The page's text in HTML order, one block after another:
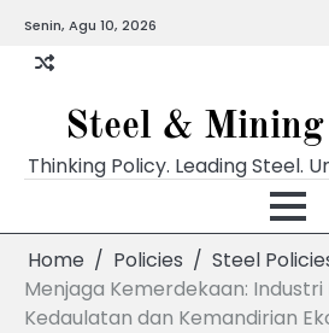
content
Senin, Agu 10, 2026
Steel &
Thinking Policy. Leading Steel.
Home Policies
Steel
Menjaga Kemerdekaan: Industri
Kedaulatan dan Kemandirian